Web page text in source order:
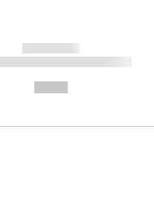
------------
----------- ----------